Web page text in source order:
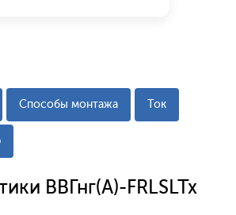
Способы монтажа Ток
ВВГнг(А)-FRLSLTx